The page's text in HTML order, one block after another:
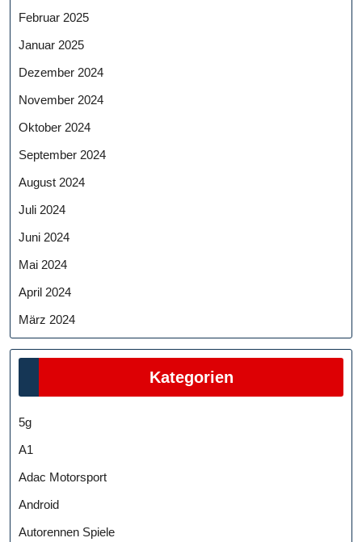
Februar 2025
Januar 2025
Dezember 2024
November 2024
Oktober 2024
September 2024
August 2024
Juli 2024
Juni 2024
Mai 2024
April 2024
März 2024
Kategorien
5g
A1
Adac Motorsport
Android
Autorennen Spiele